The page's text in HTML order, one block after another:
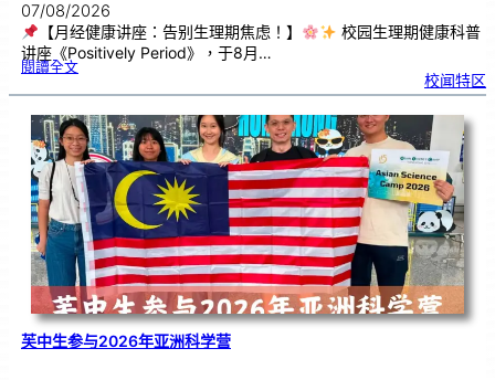
07/08/2026
【月经健康讲座：告别生理期焦虑！】
校园生理期健康科普
讲座《Positively Period》，于8月…
閱讀全文:月
康
座
告
别
生
理
期
焦
虑
！
校闻特区
芙中生参与2026年亚洲科学营